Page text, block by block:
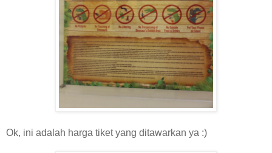
Ok, ini adalah harga tiket yang ditawarkan ya :)